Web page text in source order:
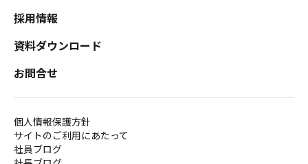
採用情報
資料ダウンロード
お問合せ
個人情報保護方針
サイトのご利用にあたって
社員ブログ